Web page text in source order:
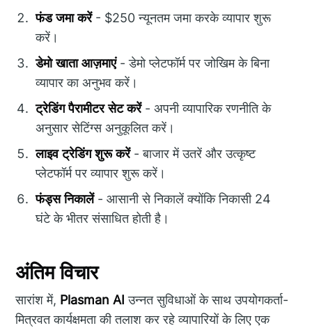
फंड जमा करें- $250 न्यूनतम जमा करके व्यापार शुरू
करें।
डेमो खाता आज़माएं- डेमो प्लेटफॉर्म पर जोखिम के बिना
व्यापार का अनुभव करें।
ट्रेडिंग पैरामीटर सेट करें- अपनी व्यापारिक रणनीति के
अनुसार सेटिंग्स अनुकूलित करें।
लाइव ट्रेडिंग शुरू करें- बाजार में उतरें और उत्कृष्ट
प्लेटफॉर्म पर व्यापार शुरू करें।
फंड्स निकालें- आसानी से निकालें क्योंकि निकासी 24
घंटे के भीतर संसाधित होती है।
अंतिम विचार
सारांश में, Plasman AI उन्नत सुविधाओं के साथ उपयोगकर्ता-
मित्रवत कार्यक्षमता की तलाश कर रहे व्यापारियों के लिए एक